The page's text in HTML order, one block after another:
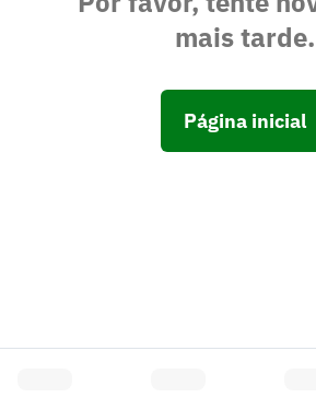
mais tarde.
Página inicial